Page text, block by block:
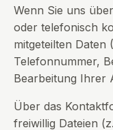
Wenn Sie uns
oder telefonisch
mitgeteilten Daten
Telefonnummer,
Bearbeitung Ihrer
Über das
freiwillig Dateien